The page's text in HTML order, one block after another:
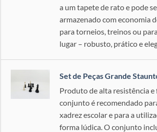
a um tapete de rato e pode
armazenado com economia
para torneios, treinos ou
lugar – robusto, prático e
Set de Peças Grande
Produto de alta resistência e
conjunto é recomendado
xadrez escolar e para a
forma lúdica. O conjunto